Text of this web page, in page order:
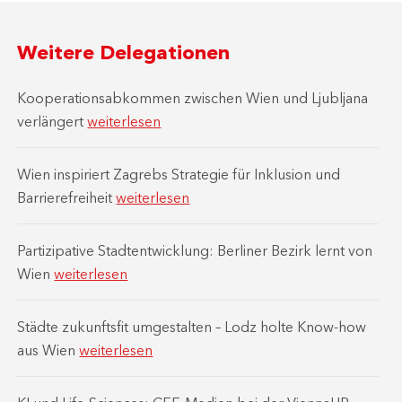
Weitere Delegationen
Kooperationsabkommen zwischen Wien und Ljubljana
verlängertweiterlesen
Wien inspiriert Zagrebs Strategie für Inklusion und
Barrierefreiheitweiterlesen
Partizipative Stadtentwicklung: Berliner Bezirk lernt von
Wienweiterlesen
Städte zukunftsfit umgestalten – Lodz holte Know-how
aus Wienweiterlesen